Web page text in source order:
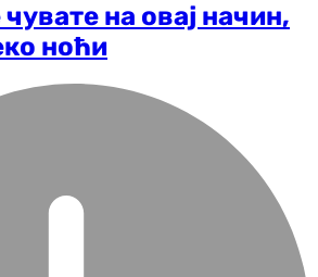
на овај начин,
ноћи